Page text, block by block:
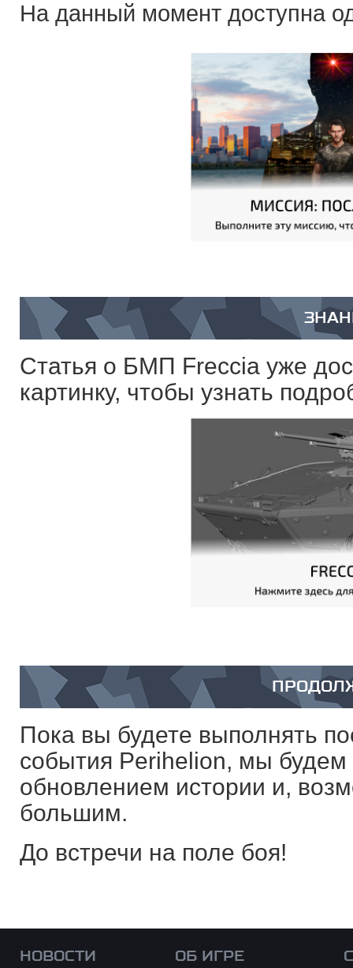
На данный момент доступна
Статья о БМП Freccia уже
картинку, чтобы узнать
Пока вы будете выполнять
события Perihelion, мы
обновлением истории и,
большим.
До встречи на поле боя!
НОВОСТИ ОБ ИГРЕ